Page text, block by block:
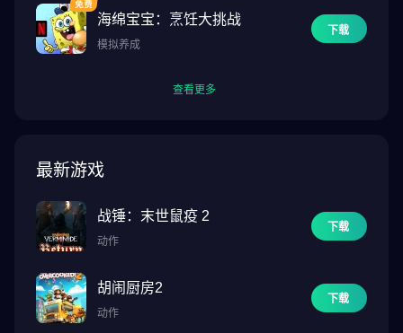
海绵宝宝：烹饪大挑战
模拟养成
下载
查看更多
最新游戏
战锤：末世鼠疫 2
动作
下载
胡闹厨房2
动作
下载